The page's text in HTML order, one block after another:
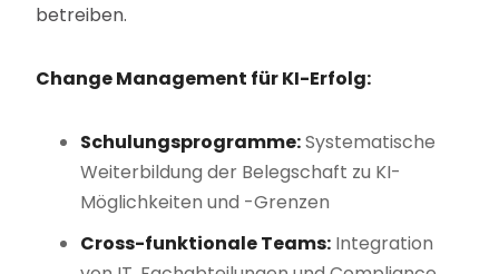
betreiben.
Change Management für KI-Erfolg:
Schulungsprogramme:Systematische
Weiterbildung der Belegschaft zu KI-
Möglichkeiten und -Grenzen
Cross-funktionale Teams: Integration